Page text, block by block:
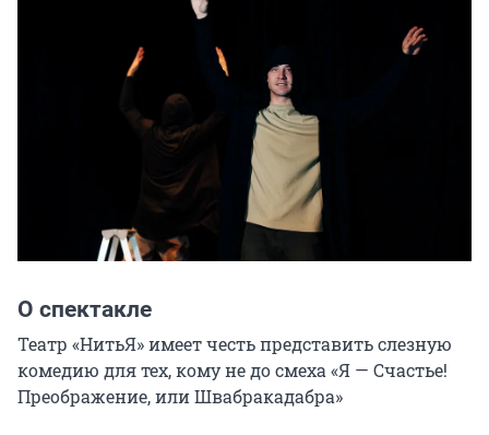
О спектакле
Театр «НитьЯ» имеет честь представить слезную
комедию для тех, кому не до смеха «Я — Счастье!
Преображение, или Швабракадабра»